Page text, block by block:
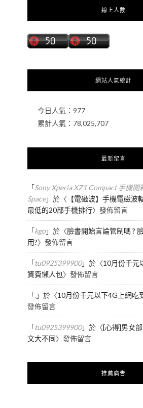
線上人數
網站人氣統計
今日人氣： 977
累計人氣： 78,025,707
最新留言
「Sony Xperia XZ1 Compact 手機開
Space」於〈 【電磁波】手機電磁波
最低的20部手機排行〉發佈留言
「kgo」於〈臉書開始言論管制嗎 ?
用?〉發佈留言
「tu0925399900」於〈10月份千元
資費懶人包〉發佈留言
「.」於〈10月份千元以下4G上網吃
發佈留言
「tu0925399900」於〈[心得]男女
文大不同〉發佈留言
推薦廣告